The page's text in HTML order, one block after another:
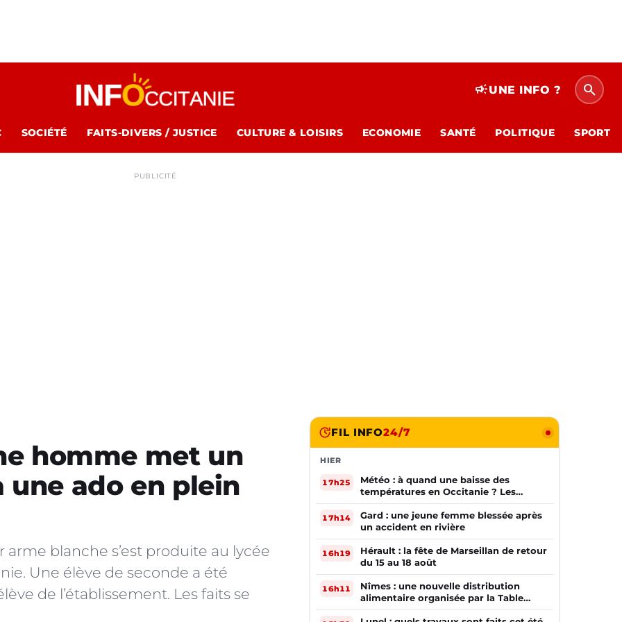
campaignUNE INFO ? search
SOCIÉTÉ FAITS-DIVERS / JUSTICE CULTURE & LOISIRS ECONOMIE SANTÉ POLITIQUE SPORT
PUBLICITÉ
homme met un
une ado en plein
blanche s’est produite au lycée
Une élève de seconde a été
de l’établissement. Les faits se
FIL INFO24/7
HIER
17h25
Météo : à quand une baisse des
températures en Occitanie ? Les
prévisions
17h14
Gard : une jeune femme blessée après
un accident en rivière
16h19
Hérault : la fête de Marseillan de retour
du 15 au 18 août
16h11
Nîmes : une nouvelle distribution
alimentaire organisée par la Table
Ouverte